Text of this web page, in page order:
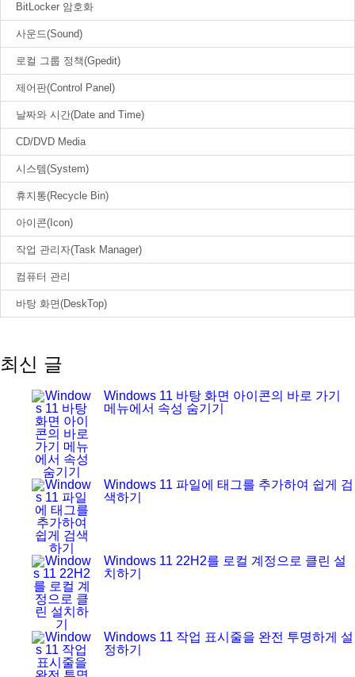
BitLocker 암호화
사운드(Sound)
로컬 그룹 정책(Gpedit)
제어판(Control Panel)
날짜와 시간(Date and Time)
CD/DVD Media
시스템(System)
휴지통(Recycle Bin)
아이콘(Icon)
작업 관리자(Task Manager)
컴퓨터 관리
바탕 화면(DeskTop)
최신 글
Windows 11 바탕 화면 아이콘의 바로 가기
메뉴에서 속성 숨기기
Windows 11 파일에 태그를 추가하여 쉽게 검
색하기
Windows 11 22H2를 로컬 계정으로 클린 설
치하기
Windows 11 작업 표시줄을 완전 투명하게 설
정하기